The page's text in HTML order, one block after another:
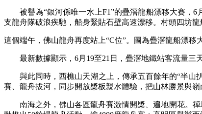
被譽為“銀河係唯一水上F1”的疊滘龍船漂移大賽，6
支龍舟隊破浪疾馳，船身緊貼石壁高速漂移。村頭四坊
這個端午，佛山龍舟再度站上“C位”。圖為疊滘龍船漂移
最新數據顯示，6月19至21日，疊滘地鐵站客流量三天
與此同時，西樵山天湖之上，傳承五百餘年的“半山扒
賽、龍舟拔河，同步開放槳板親水體驗，把山林勝景與
南海之外，佛山各區龍舟賽激情開槳、遍地開花。禪